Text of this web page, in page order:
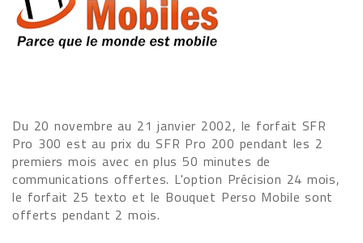
Du 20 novembre au 21 janvier 2002, le forfait SFR
Pro 300 est au prix du SFR Pro 200 pendant les 2
premiers mois avec en plus 50 minutes de
communications offertes. L'option Précision 24 mois,
le forfait 25 texto et le Bouquet Perso Mobile sont
offerts pendant 2 mois.